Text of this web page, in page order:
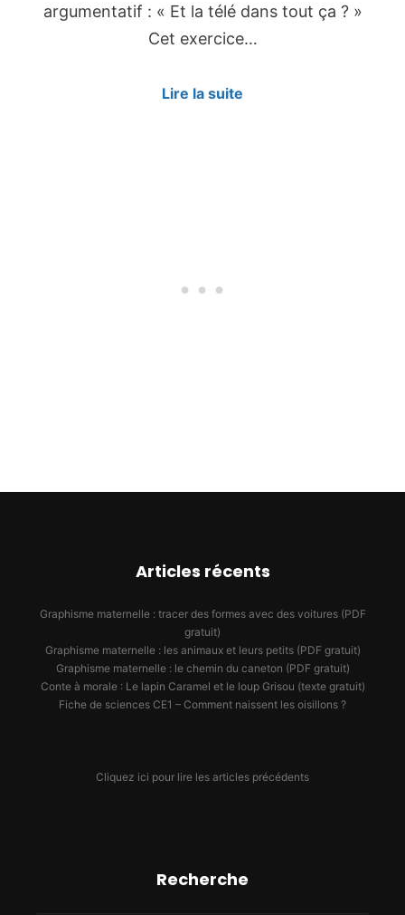
argumentatif : « Et la télé dans tout ça ? »
Cet exercice…
Lire la suite
Articles récents
Graphisme maternelle : tracer des formes avec des voitures (PDF
gratuit)
Graphisme maternelle : les animaux et leurs petits (PDF gratuit)
Graphisme maternelle : le chemin du caneton (PDF gratuit)
Conte à morale : Le lapin Caramel et le loup Grisou (texte gratuit)
Fiche de sciences CE1 – Comment naissent les oisillons ?
Cliquez ici pour lire les articles précédents
Recherche